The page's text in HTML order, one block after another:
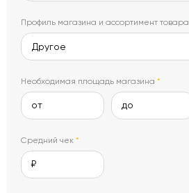
Профиль магазина и ассортимент товара
Другое
Необходимая площадь магазина *
от до
Средний чек *
₽